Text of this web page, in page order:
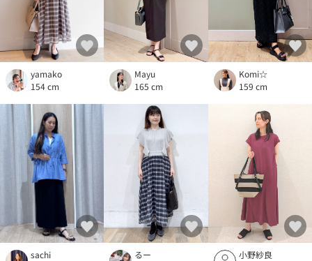
yamako
154 cm
Mayu
165 cm
Komi☆
159 cm
sachi
るー
小野紗良